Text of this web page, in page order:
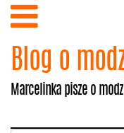
Blog o
Marcelinka pisze o